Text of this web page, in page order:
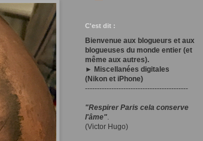
C'est dit :
Bienvenue aux blogueurs et aux
blogueuses du monde entier (et
même aux autres).
► Miscellanées digitales
(Nikon et iPhone)
-------------------------------------------
"Respirer Paris cela conserve
l'âme".
(Victor Hugo)